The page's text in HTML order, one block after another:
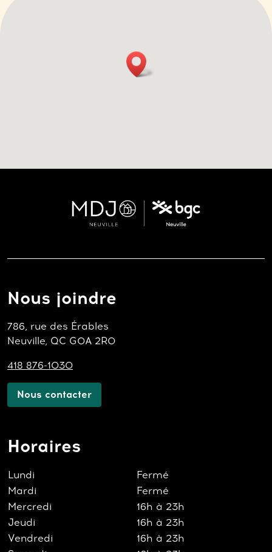
Nous joindre
786, rue des Érables
Neuville, QC G0A 2R0
418 876-1030
Nous contacter
Horaires
Lundi
Fermé
Mardi
Fermé
Mercredi
16h à 23h
Jeudi
16h à 23h
Vendredi
16h à 23h